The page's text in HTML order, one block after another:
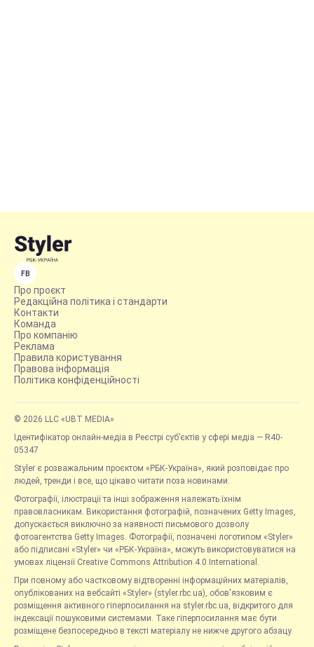
FB
Про проєкт
Редакційна політика і стандарти
Контакти
Команда
Про компанію
Реклама
Правила користування
Правова інформація
Політика конфіденційності
© 2026 LLC «UBT MEDIA»
Ідентифікатор онлайн-медіа в Реєстрі суб’єктів у сфері медіа — R40-
05347
Styler є розважальним проєктом «РБК-Україна», який розповідає про
людей, тренди і все, що цікаво читати поза новинами.
Фотографії, ілюстрації та інші зображення належать їхнім
правовласникам. Використання фотографій, позначених Getty Images,
допускається виключно за наявності письмового дозволу
фотоагентства Getty Images. Фотографії, позначені логотипом «Styler»
або підписані «Styler» чи «РБК-Україна», можуть використовуватися на
умовах ліцензії Creative Commons Attribution 4.0 International.
При повному або частковому відтворенні інформаційних матеріалів,
опублікованих на вебсайті «Styler» (styler.rbc.ua), обов'язковим є
розміщення активного гіперпосилання на styler.rbc.ua, відкритого для
індексації пошуковими системами. Таке гіперпосилання має бути
розміщене безпосередньо в тексті матеріалу не нижче другого абзацу.